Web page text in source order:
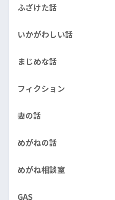
ふざけた話
いかがわしい話
まじめな話
フィクション
妻の話
めがねの話
めがね相談室
GAS